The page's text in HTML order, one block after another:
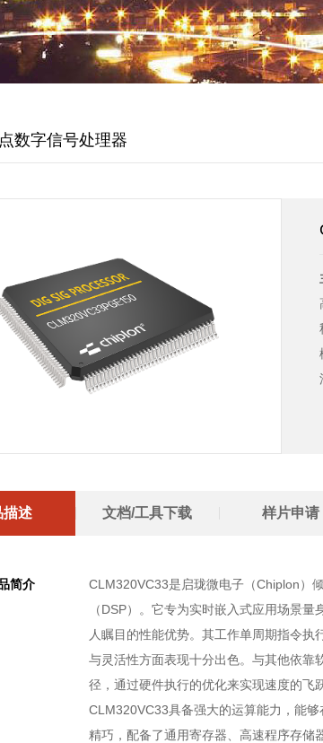
数字信号处理器
描述 文档/工具下载 样片申请
简介
CLM320VC33是启珑微电子（Chiplon）
（DSP）。它专为实时嵌入式应用场景
人瞩目的性能优势。其工作单周期指令
与灵活性方面表现十分出色。与其他依靠
径，通过硬件执行的优化来实现速度的飞
CLM320VC33具备强大的运算能力，能
精巧，配备了通用寄存器、高速程序存储